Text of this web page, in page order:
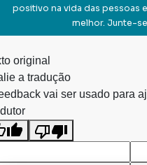
positivo na vida das pessoas
melhor. Junte-
original
a tradução
vai ser usado para